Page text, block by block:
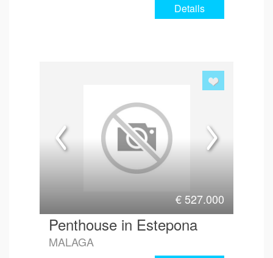
Details
€ 527.000
Penthouse in Estepona
MALAGA